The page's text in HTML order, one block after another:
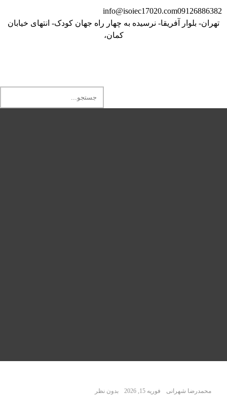
09126886382
info@isoiec17020.com
تهران- بلوار آفریقا- نرسیده به چهار راه جهان کودک- انتهای خیابان
کمان،
محمدرضا شهرانی فوریه 15, 2026 بدون نظر